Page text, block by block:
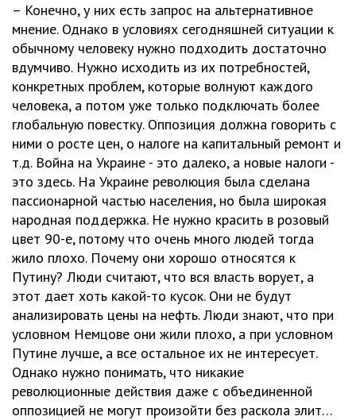
– Конечно, у них есть запрос на альтернативное
мнение. Однако в условиях сегодняшней ситуации к
обычному человеку нужно подходить достаточно
вдумчиво. Нужно исходить из их потребностей,
конкретных проблем, которые волнуют каждого
человека, а потом уже только подключать более
глобальную повестку. Оппозиция должна говорить с
ними о росте цен, о налоге на капитальный ремонт и
т.д. Война на Украине - это далеко, а новые налоги -
это здесь. На Украине революция была сделана
пассионарной частью населения, но была широкая
народная поддержка. Не нужно красить в розовый
цвет 90-е, потому что очень много людей тогда
жило плохо. Почему они хорошо относятся к
Путину? Люди считают, что вся власть ворует, а
этот дает хоть какой-то кусок. Они не будут
анализировать цены на нефть. Люди знают, что при
условном Немцове они жили плохо, а при условном
Путине лучше, а все остальное их не интересует.
Однако нужно понимать, что никакие
революционные действия даже с объединенной
оппозицией не могут произойти без раскола элит…